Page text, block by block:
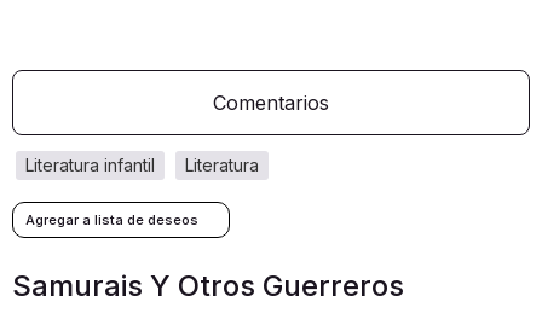
Comentarios
literatura
literatura infantil
Samurais Y Otros Guerreros